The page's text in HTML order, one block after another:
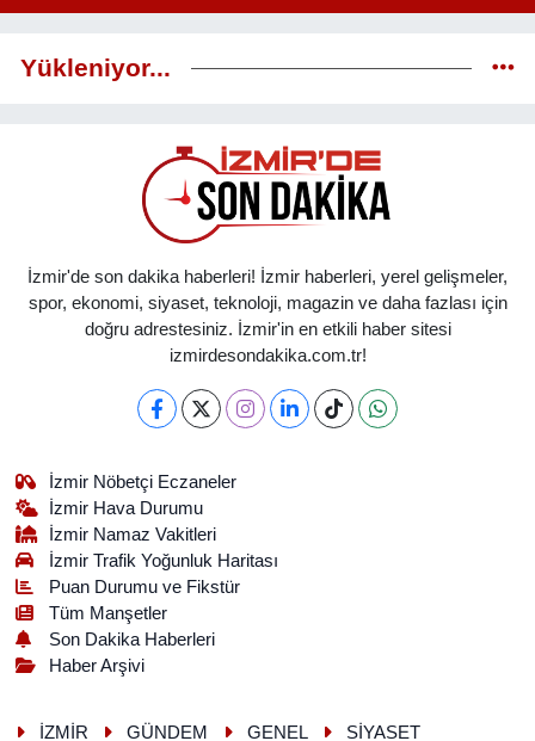
Yükleniyor...
İzmir'de son dakika haberleri! İzmir haberleri, yerel gelişmeler,
spor, ekonomi, siyaset, teknoloji, magazin ve daha fazlası için
doğru adrestesiniz. İzmir'in en etkili haber sitesi
izmirdesondakika.com.tr!
İzmir Nöbetçi Eczaneler
İzmir Hava Durumu
İzmir Namaz Vakitleri
İzmir Trafik Yoğunluk Haritası
Puan Durumu ve Fikstür
Tüm Manşetler
Son Dakika Haberleri
Haber Arşivi
İZMİR GÜNDEM GENEL SİYASET